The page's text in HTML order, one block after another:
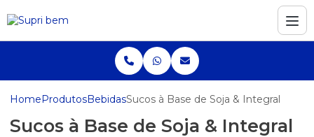
HomeProdutosBebidasSucos à Base de Soja & Integral
Sucos à Base de Soja & Integral